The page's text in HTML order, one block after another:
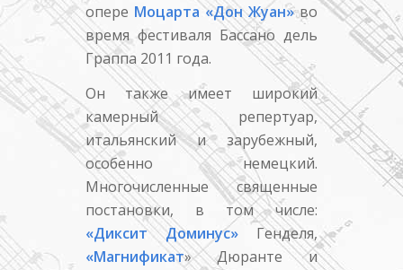
опере Моцарта «Дон Жуан»во
время фестиваля Бассано дель
Граппа 2011 года.
Он также имеет широкий
камерный репертуар,
итальянский и зарубежный,
особенно немецкий.
Многочисленные священные
постановки, в том числе:
«Диксит Доминус»Генделя,
«Магнификат» Дюранте и